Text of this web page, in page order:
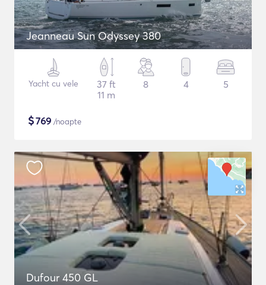
Jeanneau Sun Odyssey 380
Yacht cu vele
37 ft
11 m
8 4 5
$769 /noapte
Dufour 450 GL